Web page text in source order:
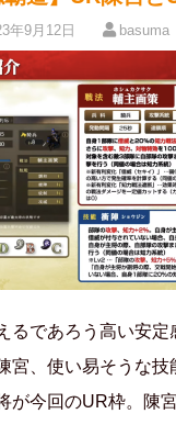
実は先日、フレン
以前にオススメ交
年9月12日 basuma
るであろう高い安定
宮、使い易そうな技
が今回のUR枠。陳